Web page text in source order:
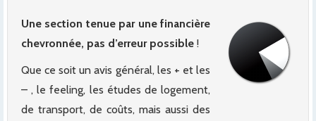
Une section tenue par une financière
chevronnée, pas d’erreur possible !
Que ce soit un avis général, les + et les
– , le feeling, les études de logement,
de transport, de coûts, mais aussi des